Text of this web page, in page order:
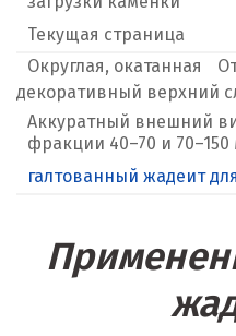
Текущая страница
Округлая, окатанная
декоративный верхний
Аккуратный внешний
фракции 40–70 и 70–150
галтованный жадеит